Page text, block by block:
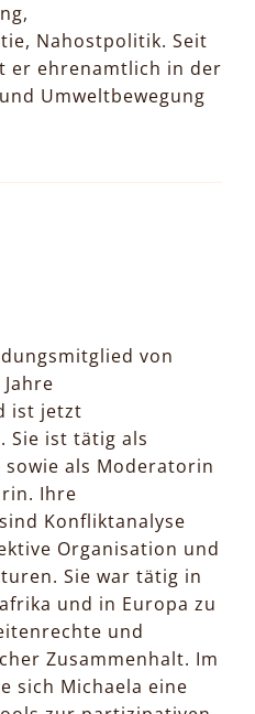
Nahostpolitik. Seit
er ehrenamtlich in der
Umweltbewegung
von
ist jetzt
Sie ist tätig als
als Moderatorin
Ihre
Konfliktanalyse
Organisation und
Sie war tätig in
und in Europa zu
und
Zusammenhalt. Im
sich Michaela eine